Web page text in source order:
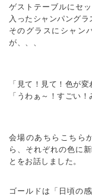
ゲストテーブルにセ
入ったシャンパングラ
そのグラスにシャン
が、、、
「見て！見て！色が変
「うわぁ～！すごい
会場のあちらこちら
ら、それぞれの色に
とをお話しました。
ゴールドは「日頃の